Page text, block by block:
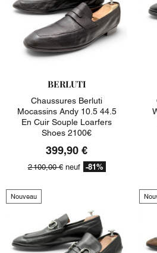
BERLUTI
Chaussures Berluti
Mocassins Andy 10.5 44.5
En Cuir Souple Loarfers
Shoes 2100€
399,90 €
2 100,00 €neuf -81%
Nouveau